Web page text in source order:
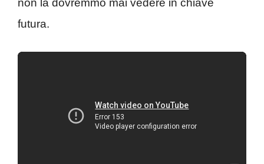
non la dovremmo mai vedere in chiave
futura.